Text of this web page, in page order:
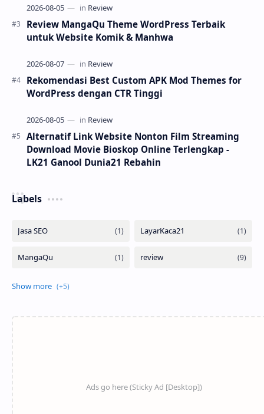
Review MangaQu Theme WordPress Terbaik
untuk Website Komik & Manhwa
Rekomendasi Best Custom APK Mod Themes for
WordPress dengan CTR Tinggi
Alternatif Link Website Nonton Film Streaming
Download Movie Bioskop Online Terlengkap -
LK21 Ganool Dunia21 Rebahin
Labels
Show more